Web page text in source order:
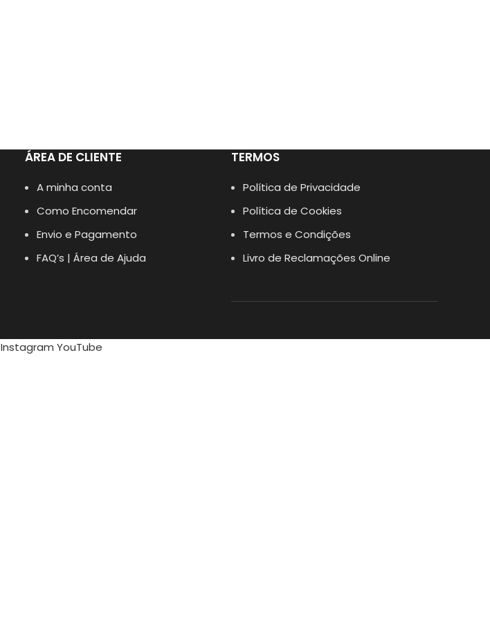
ÁREA DE CLIENTE
A minha conta
Como Encomendar
Envio e Pagamento
FAQ’s | Área de Ajuda
TERMOS
Política de Privacidade
Política de Cookies
Termos e Condições
Livro de Reclamações Online
Instagram YouTube